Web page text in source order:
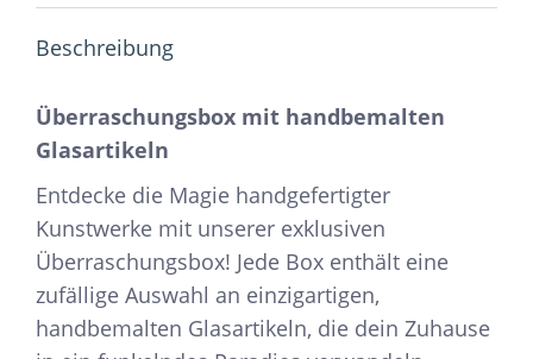
Beschreibung
Überraschungsbox mit handbemalten
Glasartikeln
Entdecke die Magie handgefertigter
Kunstwerke mit unserer exklusiven
Überraschungsbox! Jede Box enthält eine
zufällige Auswahl an einzigartigen,
handbemalten Glasartikeln, die dein Zuhause